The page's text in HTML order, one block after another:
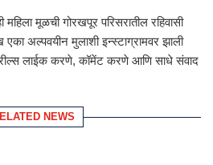
महिला मूळची गोरखपूर परिसरातील रहिवासी
एका अल्पवयीन मुलाशी इन्स्टाग्रामवर झाली
रील्स लाईक करणे, कॉमेंट करणे आणि साधे संवाद
NEWS